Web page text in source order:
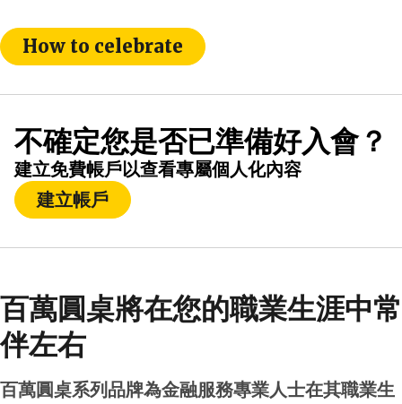
How to celebrate
不確定您是否已準備好入會？
建立免費帳戶以查看專屬個人化內容
建立帳戶
百萬圓桌將在您的職業生涯中常
伴左右
百萬圓桌系列品牌為金融服務專業人士在其職業生